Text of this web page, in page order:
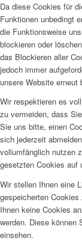
Da diese Cookies für
Funktionen unbedingt
die Funktionsweise
blockieren oder
das Blockieren aller
jedoch immer
unsere Website erneut
Wir respektieren es
zu vermeiden, dass
Sie uns bitte, einen
sich jederzeit
vollumfänglich nutzen
gesetzten Cookies auf
Wir stellen Ihnen eine
gespeicherten
Ihnen keine Cookies
werden. Diese können
einsehen.